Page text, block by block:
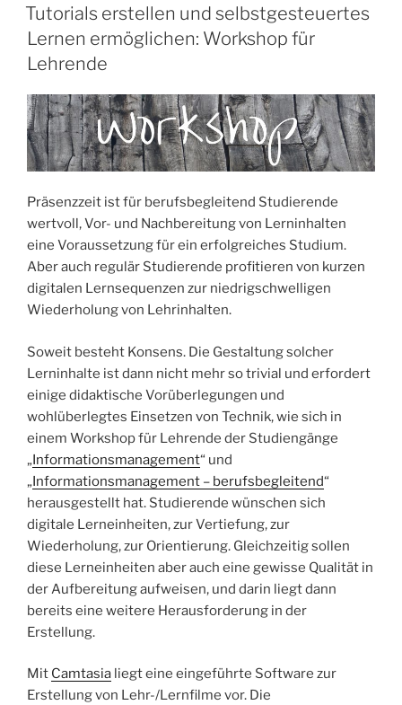
AM
Tutorials erstellen und selbstgesteuertes
Lernen ermöglichen: Workshop für
Lehrende
Präsenzzeit ist für berufsbegleitend Studierende
wertvoll, Vor- und Nachbereitung von Lerninhalten
eine Voraussetzung für ein erfolgreiches Studium.
Aber auch regulär Studierende profitieren von kurzen
digitalen Lernsequenzen zur niedrigschwelligen
Wiederholung von Lehrinhalten.
Soweit besteht Konsens. Die Gestaltung solcher
Lerninhalte ist dann nicht mehr so trivial und erfordert
einige didaktische Vorüberlegungen und
wohlüberlegtes Einsetzen von Technik, wie sich in
einem Workshop für Lehrende der Studiengänge
„Informationsmanagement“ und
„Informationsmanagement – berufsbegleitend“
herausgestellt hat. Studierende wünschen sich
digitale Lerneinheiten, zur Vertiefung, zur
Wiederholung, zur Orientierung. Gleichzeitig sollen
diese Lerneinheiten aber auch eine gewisse Qualität in
der Aufbereitung aufweisen, und darin liegt dann
bereits eine weitere Herausforderung in der
Erstellung.
Mit Camtasia liegt eine eingeführte Software zur
Erstellung von Lehr-/Lernfilme vor. Die